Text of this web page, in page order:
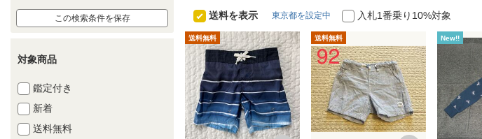
この検索条件を保存
対象商品
鑑定付き
新着
送料無料
送料を表示 東京都を設定中 入札1番乗り10%対象
送料無料 送料無料 New!!